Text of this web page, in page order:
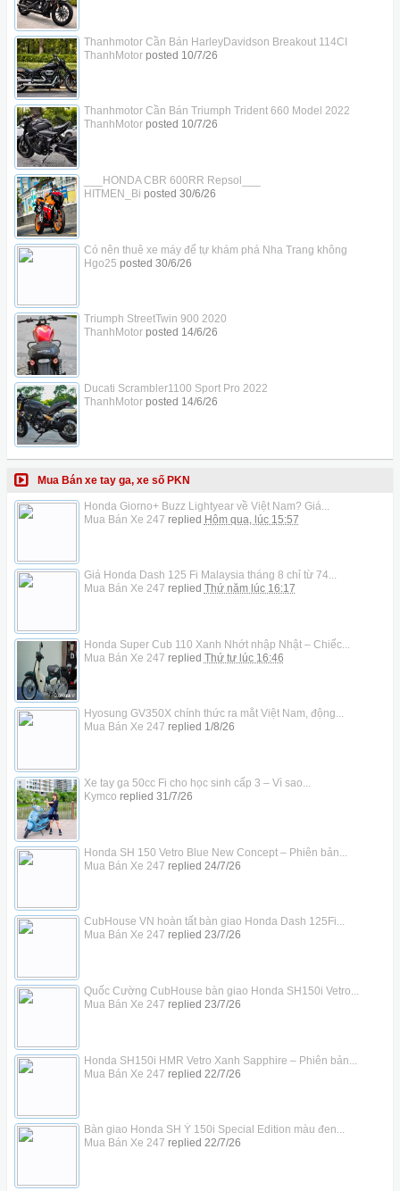
Thanhmotor Cần Bán HarleyDavidson Breakout 114CI
ThanhMotorposted 10/7/26
Thanhmotor Cần Bán Triumph Trident 660 Model 2022
ThanhMotorposted 10/7/26
___HONDA CBR 600RR Repsol___
HITMEN_Bi posted 30/6/26
Có nên thuê xe máy để tự khám phá Nha Trang không
Hgo25 posted 30/6/26
Triumph StreetTwin 900 2020
ThanhMotorposted 14/6/26
Ducati Scrambler1100 Sport Pro 2022
ThanhMotorposted 14/6/26
Mua Bán xe tay ga, xe số PKN
Honda Giorno+ Buzz Lightyear về Việt Nam? Giá...
Mua Bán Xe 247 replied Hôm qua, lúc 15:57
Giá Honda Dash 125 Fi Malaysia tháng 8 chỉ từ 74...
Mua Bán Xe 247 replied Thứ năm lúc 16:17
Honda Super Cub 110 Xanh Nhớt nhập Nhật – Chiếc...
Mua Bán Xe 247 replied Thứ tư lúc 16:46
Hyosung GV350X chính thức ra mắt Việt Nam, động...
Mua Bán Xe 247 replied 1/8/26
Xe tay ga 50cc Fi cho học sinh cấp 3 – Vì sao...
Kymco replied 31/7/26
Honda SH 150 Vetro Blue New Concept – Phiên bản...
Mua Bán Xe 247 replied 24/7/26
CubHouse VN hoàn tất bàn giao Honda Dash 125Fi...
Mua Bán Xe 247 replied 23/7/26
Quốc Cường CubHouse bàn giao Honda SH150i Vetro...
Mua Bán Xe 247 replied 23/7/26
Honda SH150i HMR Vetro Xanh Sapphire – Phiên bản...
Mua Bán Xe 247 replied 22/7/26
Bàn giao Honda SH Ý 150i Special Edition màu đen...
Mua Bán Xe 247 replied 22/7/26